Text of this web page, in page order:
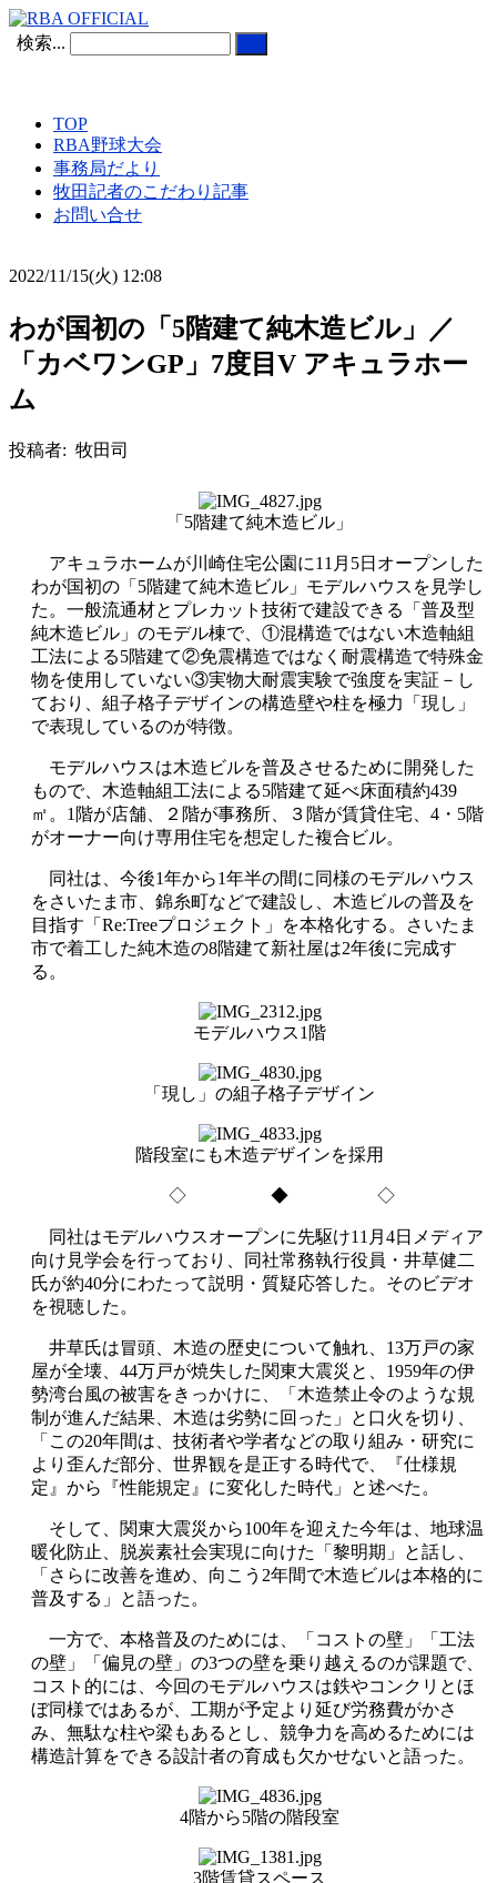
検索...
TOP
RBA野球大会
事務局だより
牧田記者のこだわり記事
お問い合せ
2022/11/15(火) 12:08
わが国初の「5階建て純木造ビル」／
「カベワンGP」7度目V アキュラホー
ム
投稿者: 牧田司
「5階建て純木造ビル」
アキュラホームが川崎住宅公園に11月5日オープンした
わが国初の「5階建て純木造ビル」モデルハウスを見学し
た。一般流通材とプレカット技術で建設できる「普及型
純木造ビル」のモデル棟で、①混構造ではない木造軸組
工法による5階建て②免震構造ではなく耐震構造で特殊金
物を使用していない③実物大耐震実験で強度を実証－し
ており、組子格子デザインの構造壁や柱を極力「現し」
で表現しているのが特徴。
モデルハウスは木造ビルを普及させるために開発した
もので、木造軸組工法による5階建て延べ床面積約439
㎡。1階が店舗、２階が事務所、３階が賃貸住宅、4・5階
がオーナー向け専用住宅を想定した複合ビル。
同社は、今後1年から1年半の間に同様のモデルハウス
をさいたま市、錦糸町などで建設し、木造ビルの普及を
目指す「Re:Treeプロジェクト」を本格化する。さいたま
市で着工した純木造の8階建て新社屋は2年後に完成す
る。
モデルハウス1階
「現し」の組子格子デザイン
階段室にも木造デザインを採用
◇ ◆ ◇
同社はモデルハウスオープンに先駆け11月4日メディア
向け見学会を行っており、同社常務執行役員・井草健二
氏が約40分にわたって説明・質疑応答した。そのビデオ
を視聴した。
井草氏は冒頭、木造の歴史について触れ、13万戸の家
屋が全壊、44万戸が焼失した関東大震災と、1959年の伊
勢湾台風の被害をきっかけに、「木造禁止令のような規
制が進んだ結果、木造は劣勢に回った」と口火を切り、
「この20年間は、技術者や学者などの取り組み・研究に
より歪んだ部分、世界観を是正する時代で、『仕様規
定』から『性能規定』に変化した時代」と述べた。
そして、関東大震災から100年を迎えた今年は、地球温
暖化防止、脱炭素社会実現に向けた「黎明期」と話し、
「さらに改善を進め、向こう2年間で木造ビルは本格的に
普及する」と語った。
一方で、本格普及のためには、「コストの壁」「工法
の壁」「偏見の壁」の3つの壁を乗り越えるのが課題で、
コスト的には、今回のモデルハウスは鉄やコンクリとほ
ぼ同様ではあるが、工期が予定より延び労務費がかさ
み、無駄な柱や梁もあるとし、競争力を高めるためには
構造計算をできる設計者の育成も欠かせないと語った。
4階から5階の階段室
3階賃貸スペース